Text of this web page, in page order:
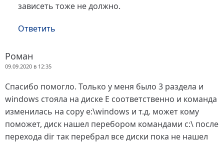
зависеть тоже не должно.
Ответить
Роман
09.09.2020 в 12:35
Спасибо помогло. Только у меня было 3 раздела и
windows стояла на диске Е соответственно и команда
изменилась на copy e:\windows и т.д. может кому
поможет, диск нашел перебором командами c:\ после
перехода dir так перебрал все диски пока не нашел